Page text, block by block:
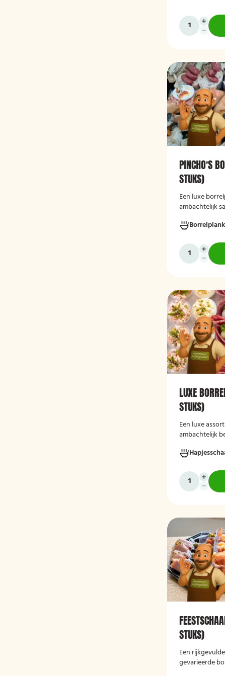
hapjes.
ons aanbod. De Poncho's schaal is
geschikt voor
PINCHO'S
STUKS)
Een luxe
ambachtelijk
aanvulling op
Borrelplank
LUXE
STUKS)
Een luxe
ambachtelijk
gelegenheden
STUKS)
Een
gevarieerde